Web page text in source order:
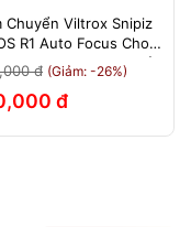
Chuyển Viltrox Snipiz
R1 Auto Focus Cho
EOS R/RP/R5/R6 - Bảo
12 Tháng 1 Đổi 1
đ (Giảm: -26%)
đ